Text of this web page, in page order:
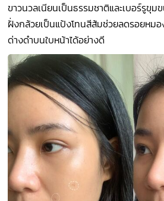
ขาวนวลเนียนเป็นธรรมชาติและเบอร์รูขุม
ฝั่งกล้วยเป็นแป้งโทนสีส้มช่วยลดรอยหม
ด่างดำบนใบหน้าได้อย่างดี